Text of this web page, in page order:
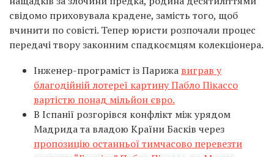
свідомо приховувала крадене, замість того, щоб
вчинити по совісті. Тепер юристи розпочали процес
передачі твору законним спадкоємцям колекціонера.
Інженер-програміст із Парижа виграв у
благодійній лотереї картину Пабло Пікассо
вартістю понад мільйон євро.
В Іспанії розгорівся конфлікт між урядом
Мадрида та владою Країни Басків через
пропозицію останньої тимчасово перевезти